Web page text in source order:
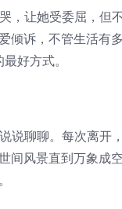
，让她受委屈，但
倾诉，不管生活有
好方式。
说聊聊。每次离开
风景直到万象成空